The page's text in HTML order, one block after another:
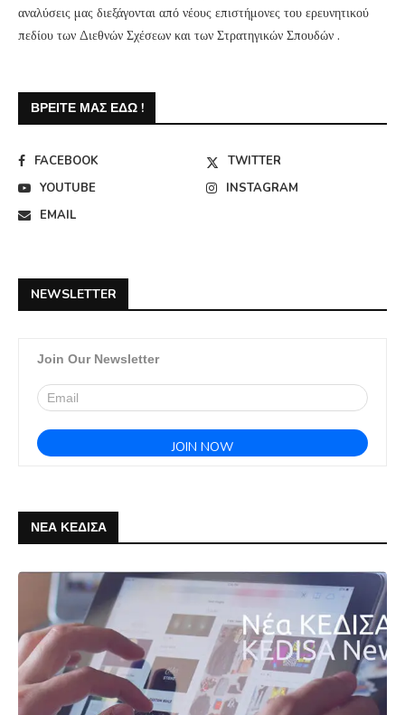
αναλύσεις μας διεξάγονται από νέους επιστήμονες του ερευνητικού
πεδίου των Διεθνών Σχέσεων και των Στρατηγικών Σπουδών .
ΒΡΕΊΤΕ ΜΑΣ ΕΔΏ !
FACEBOOK
TWITTER
YOUTUBE
INSTAGRAM
EMAIL
NEWSLETTER
Join Our Newsletter
ΝΕΑ ΚΕΔΙΣΑ